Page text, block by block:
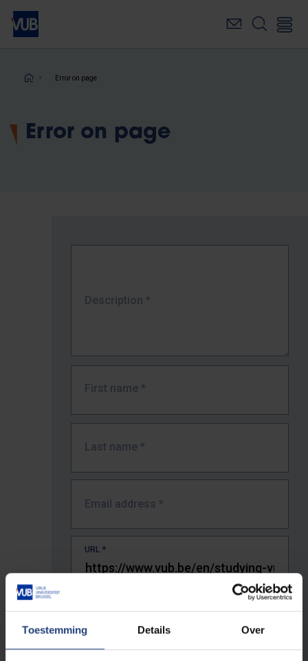
Toestemming Details Over
Skip
main
Breadcrumb
Error on page
Error on page
Description *
First name *
Last name *
Email address *
URL *
The full URL of the page where you encountered the error.